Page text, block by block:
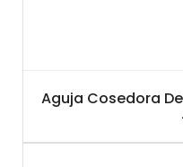
Aguja Cosedora